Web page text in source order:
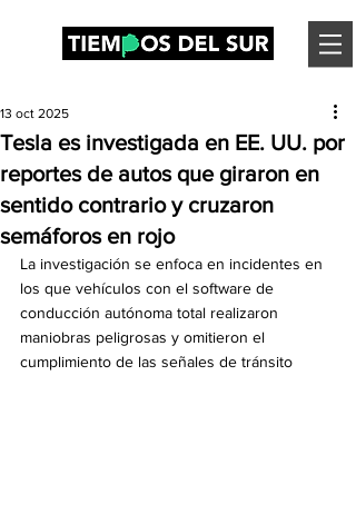
Tesla es investigada en EE. UU. por
reportes de autos que giraron en
sentido contrario y cruzaron
semáforos en rojo
13 oct 2025
La investigación se enfoca en incidentes en
los que vehículos con el software de
conducción autónoma total realizaron
maniobras peligrosas y omitieron el
cumplimiento de las señales de tránsito